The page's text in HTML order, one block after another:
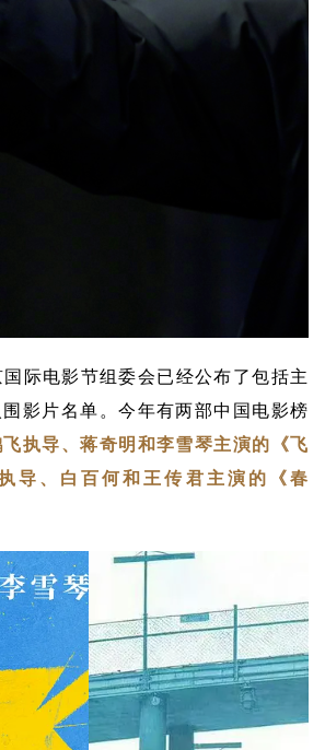
际电影节组委会已经公布了包括主
影片名单。今年有两部中国电影榜
执导、蒋奇明和李雪琴主演的《飞
导、白百何和王传君主演的《春